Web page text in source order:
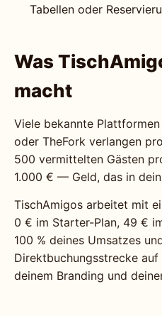
Tabellen oder
Was
macht
Viele bekannte
oder TheFork verlangen
500 vermittelten Gästen
1.000 € — Geld, das in
TischAmigos arbeitet mit
0 € im Starter-Plan, 49 €
100 % deines Umsatzes
Direktbuchungsstrecke
deinem Branding und